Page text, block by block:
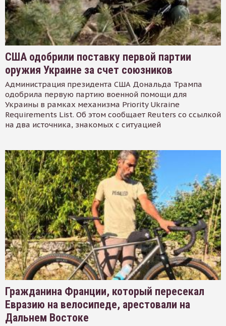
США одобрили поставку первой партии
оружия Украине за счет союзников
Администрация президента США Дональда Трампа
одобрила первую партию военной помощи для
Украины в рамках механизма Priority Ukraine
Requirements List. Об этом сообщает Reuters со ссылкой
на два источника, знакомых с ситуацией
Гражданина Франции, который пересекал
Евразию на велосипеде, арестовали на
Дальнем Востоке